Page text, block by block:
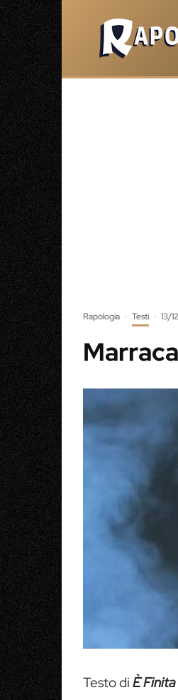
Rapologia · Testi · 13/
Testo di È